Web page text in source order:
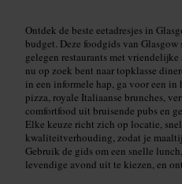
Ontdek de beste eetadresjes in
budget. Deze foodgids van
gelegen restaurants met
nu op zoek bent naar topklasse
in een informele hap, ga voor een
pizza, royale Italiaanse brunches,
comfortfood uit bruisende pubs en
Elke keuze richt zich op locatie,
kwaliteitverhouding, zodat je
Gebruik de gids om een snelle
levendige avond uit te kiezen, en